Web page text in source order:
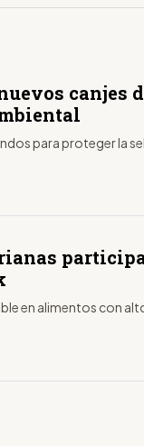
canjes
para proteger la
en alimentos con